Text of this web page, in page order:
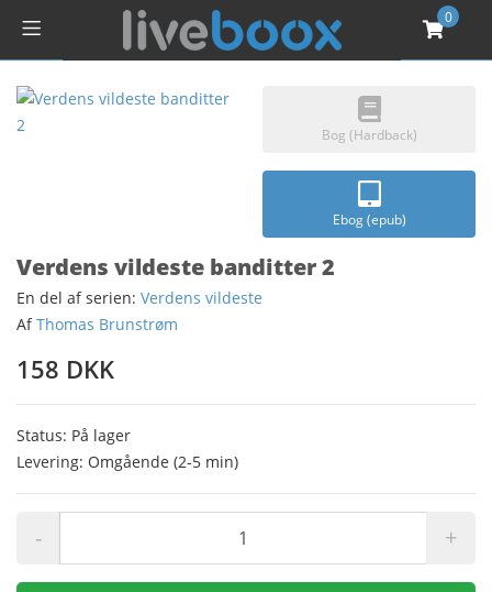
0
Bog (Hardback)
Ebog (epub)
Verdens vildeste banditter 2
En del af serien: Verdens vildeste
AfThomas Brunstrøm
158 DKK
Status: På lager
Levering: Omgående (2-5 min)
- +